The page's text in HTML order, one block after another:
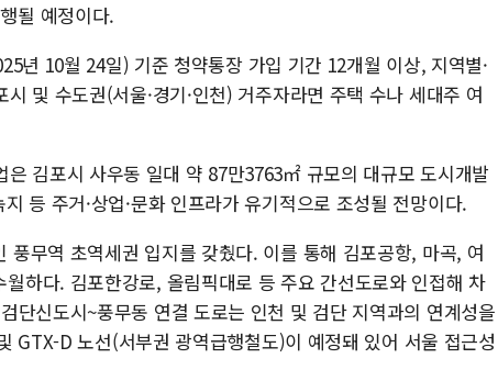
될 예정이다.
년 10월 24일) 기준 청약통장 가입 기간 12개월 이상, 지역별·
및 수도권(서울·경기·인천) 거주자라면 주택 수나 세대주 여
김포시 사우동 일대 약 87만3763㎡ 규모의 대규모 도시개발
등 주거·상업·문화 인프라가 유기적으로 조성될 전망이다.
무역 초역세권 입지를 갖췄다. 이를 통해 김포공항, 마곡, 여
하다. 김포한강로, 올림픽대로 등 주요 간선도로와 인접해 차
단신도시~풍무동 연결 도로는 인천 및 검단 지역과의 연계성을
GTX-D 노선(서부권 광역급행철도)이 예정돼 있어 서울 접근성